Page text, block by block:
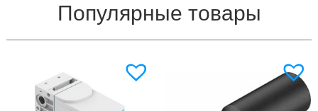
Популярные товары